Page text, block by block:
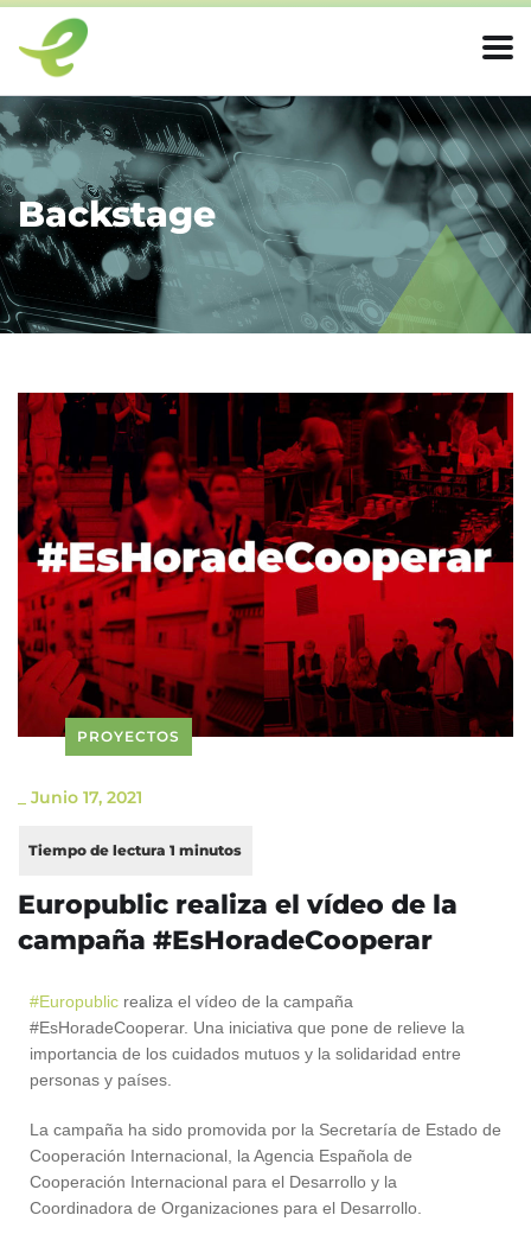
Backstage
PROYECTOS
Junio 17, 2021
Europublic realiza el vídeo de la
campaña #EsHoradeCooperar
#Europublic realiza el vídeo de la campaña
#EsHoradeCooperar. Una iniciativa que pone de relieve la
importancia de los cuidados mutuos y la solidaridad entre
personas y países.
La campaña ha sido promovida por la Secretaría de Estado de
Cooperación Internacional, la Agencia Española de
Cooperación Internacional para el Desarrollo y la
Coordinadora de Organizaciones para el Desarrollo.